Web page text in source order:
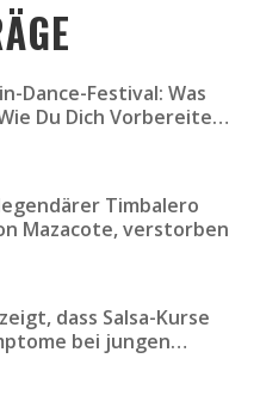
Dance-Festival: Was
Du Dich Vorbereitest
Timbalero
Mazacote, verstorben
dass Salsa-Kurse
bei jungen